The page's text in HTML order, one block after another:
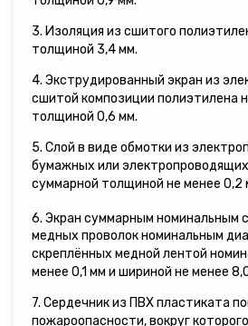
3. Изоляция из сшитого
толщиной 3,4 мм.
4. Экструдированный экран из
сшитой композиции полиэтилена
толщиной 0,6 мм.
5. Слой в виде обмотки из
бумажных или
суммарной толщиной не менее 0,2
6. Экран суммарным номинальным
медных проволок номинальным
скреплённых медной лентой
менее 0,1 мм и шириной не менее
7. Сердечник из ПВХ пластиката
пожароопасности, вокруг